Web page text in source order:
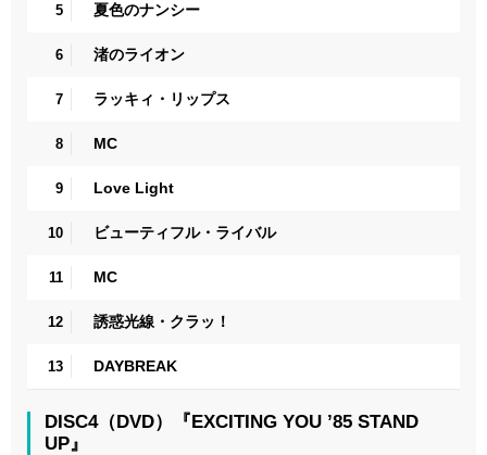
5 夏色のナンシー
6 渚のライオン
7 ラッキィ・リップス
8 MC
9 Love Light
10 ビューティフル・ライバル
11 MC
12 誘惑光線・クラッ！
13 DAYBREAK
DISC4（DVD）『EXCITING YOU ’85 STAND
UP』